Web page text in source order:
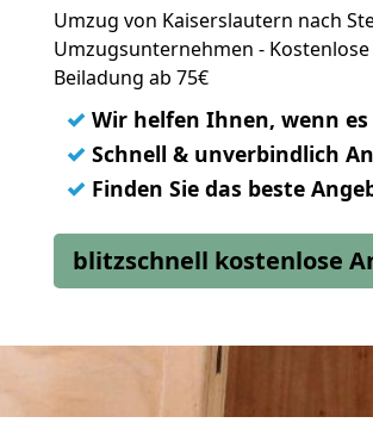
Umzug von Kaiserslautern nach
Umzugsunternehmen -
Beiladung ab 75€
✓ Wir helfen Ihnen, wenn
✓ Schnell & unverbindlich
✓ Finden Sie das beste
blitzschnell kostenlose